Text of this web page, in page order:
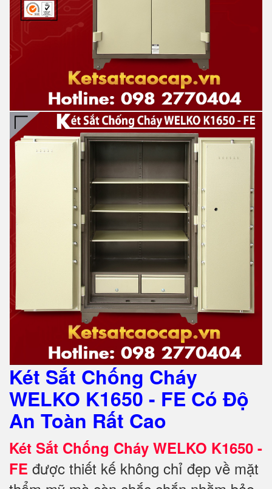
Két Sắt Chống Cháy
WELKO K1650 - FE Có Độ
An Toàn Rất Cao
Két Sắt Chống Cháy WELKO K1650 -
FE được thiết kế không chỉ đẹp về mặt